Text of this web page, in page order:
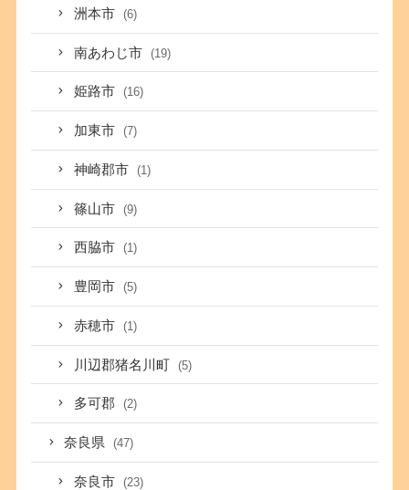
洲本市 (6)
南あわじ市 (19)
姫路市 (16)
加東市 (7)
神崎郡市 (1)
篠山市 (9)
西脇市 (1)
豊岡市 (5)
赤穂市 (1)
川辺郡猪名川町 (5)
多可郡 (2)
奈良県 (47)
奈良市 (23)